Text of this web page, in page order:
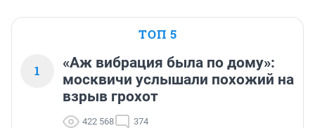
ТОП 5
1
«Аж вибрация была по дому»:
москвичи услышали похожий на
взрыв грохот
422 568 374